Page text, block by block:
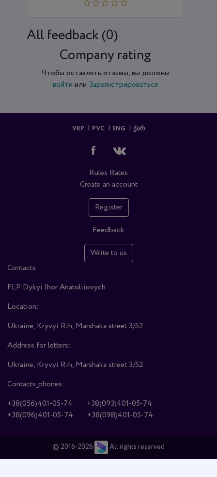
All feedback (0)
Company rating
Чтобы оставлять отзывы, вы должны
войти или Зарегистрироваться
УКР РУС ENG ᲥᲐᲠ
Rules Rates
Create an account
Register
Feedback
Write to us
Contacts:
FLP Dykyi Ihor Anatoliiovych
Location:
Ukraine, Kryvyi Rih, Marshaka street 3/52
Address for letters:
Ukraine, Kryvyi Rih, Marshaka street 3/52
Contacts_phones:
+38(056)401-05-74
+38(093)401-05-74
+38(096)401-05-74
+38(098)401-05-74
© 2016-2026 All rights reserved